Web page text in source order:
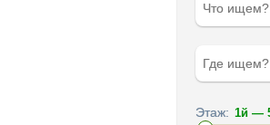
Что ищем?
Где ищем?
Этаж: